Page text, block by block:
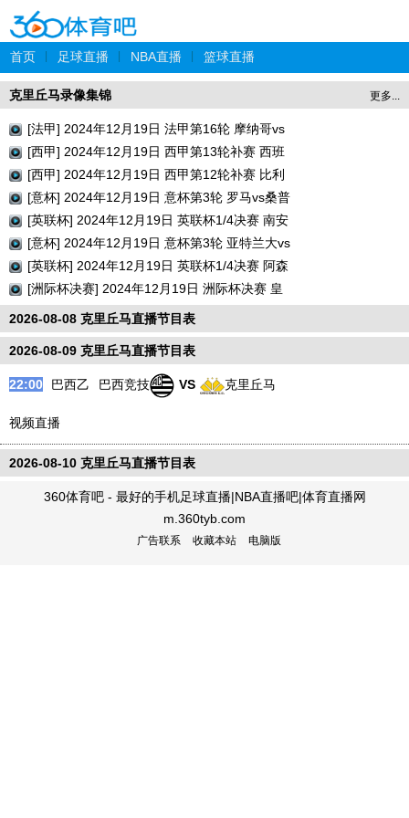
首页 足球直播 NBA直播 篮球直播
更多...
克里丘马录像集锦
[法甲] 2024年12月19日 法甲第16轮 摩纳哥vs
巴黎圣日耳曼 全场录像回放
[西甲] 2024年12月19日 西甲第13轮补赛 西班
牙人vs瓦伦西亚 全场录像回放
[西甲] 2024年12月19日 西甲第12轮补赛 比利
亚雷亚尔vs巴列卡诺 全场录像回放
[意杯] 2024年12月19日 意杯第3轮 罗马vs桑普
多利亚 全场录像回放
[英联杯] 2024年12月19日 英联杯1/4决赛 南安
普顿vs利物浦 全场录像回放
[意杯] 2024年12月19日 意杯第3轮 亚特兰大vs
切塞纳 全场录像回放
[英联杯] 2024年12月19日 英联杯1/4决赛 阿森
纳vs水晶宫 全场录像回放
[洲际杯决赛] 2024年12月19日 洲际杯决赛 皇
家马德里vs帕丘卡 全场录像回放
2026-08-08 克里丘马直播节目表
2026-08-09 克里丘马直播节目表
22:00 巴西乙 巴西竞技 VS 克里丘马
视频直播
2026-08-10 克里丘马直播节目表
360体育吧 - 最好的手机足球直播|NBA直播吧|体育直播网
m.360tyb.com
广告联系 收藏本站 电脑版